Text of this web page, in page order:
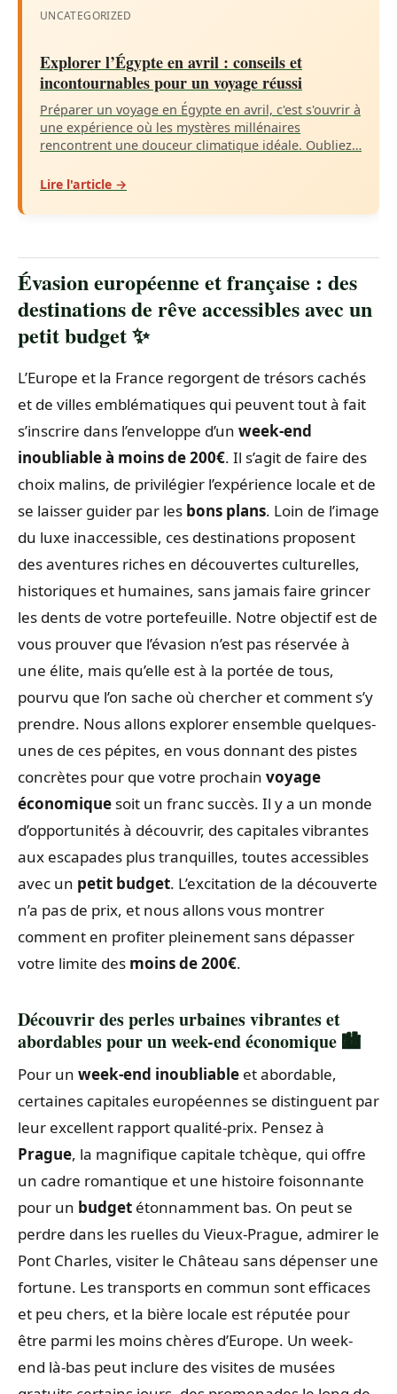
UNCATEGORIZED
Explorer l’Égypte en avril : conseils et
incontournables pour un voyage réussi
Préparer un voyage en Égypte en avril, c'est s'ouvrir à
une expérience où les mystères millénaires
rencontrent une douceur climatique idéale. Oubliez…
Lire l'article →
Évasion européenne et française : des
destinations de rêve accessibles avec un
petit budget ✨
L’Europe et la France regorgent de trésors cachés
et de villes emblématiques qui peuvent tout à fait
s’inscrire dans l’enveloppe d’un week-end
inoubliable à moins de 200€. Il s’agit de faire des
choix malins, de privilégier l’expérience locale et de
se laisser guider par les bons plans. Loin de l’image
du luxe inaccessible, ces destinations proposent
des aventures riches en découvertes culturelles,
historiques et humaines, sans jamais faire grincer
les dents de votre portefeuille. Notre objectif est de
vous prouver que l’évasion n’est pas réservée à
une élite, mais qu’elle est à la portée de tous,
pourvu que l’on sache où chercher et comment s’y
prendre. Nous allons explorer ensemble quelques-
unes de ces pépites, en vous donnant des pistes
concrètes pour que votre prochain voyage
économique soit un franc succès. Il y a un monde
d’opportunités à découvrir, des capitales vibrantes
aux escapades plus tranquilles, toutes accessibles
avec un petit budget. L’excitation de la découverte
n’a pas de prix, et nous allons vous montrer
comment en profiter pleinement sans dépasser
votre limite des moins de 200€.
Découvrir des perles urbaines vibrantes et
abordables pour un week-end économique 🏙️
Pour un week-end inoubliable et abordable,
certaines capitales européennes se distinguent par
leur excellent rapport qualité-prix. Pensez à
Prague, la magnifique capitale tchèque, qui offre
un cadre romantique et une histoire foisonnante
pour un budget étonnamment bas. On peut se
perdre dans les ruelles du Vieux-Prague, admirer le
Pont Charles, visiter le Château sans dépenser une
fortune. Les transports en commun sont efficaces
et peu chers, et la bière locale est réputée pour
être parmi les moins chères d’Europe. Un week-
end là-bas peut inclure des visites de musées